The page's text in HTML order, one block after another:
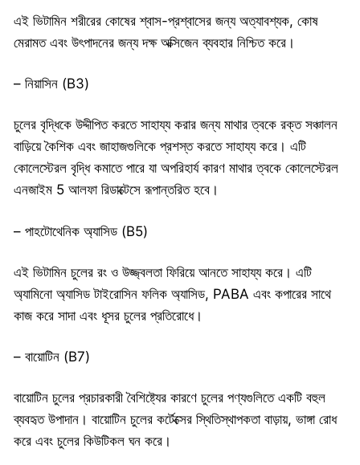
এই ভিটামিন শরীরের কোষের শ্বাস-প্রশ্বাসের জন্য অত্যাবশ্যক, কোষ
মেরামত এবং উৎপাদনের জন্য দক্ষ অক্সিজেন ব্যবহার নিশ্চিত করে।
– নিয়াসিন (B3)
চুলের বৃদ্ধিকে উদ্দীপিত করতে সাহায্য করার জন্য মাথার ত্বকে রক্ত ​​সঞ্চালন
বাড়িয়ে কৈশিক এবং জাহাজগুলিকে প্রশস্ত করতে সাহায্য করে। এটি
কোলেস্টেরল বৃদ্ধি কমাতে পারে যা অপরিহার্য কারণ মাথার ত্বকে কোলেস্টেরল
এনজাইম 5 আলফা রিডাক্টেসে রূপান্তরিত হবে।
– পাহটোথেনিক অ্যাসিড (B5)
এই ভিটামিন চুলের রং ও উজ্জ্বলতা ফিরিয়ে আনতে সাহায্য করে। এটি
অ্যামিনো অ্যাসিড টাইরোসিন ফলিক অ্যাসিড, PABA এবং কপারের সাথে
কাজ করে সাদা এবং ধূসর চুলের প্রতিরোধে।
– বায়োটিন (B7)
বায়োটিন চুলের প্রচারকারী বৈশিষ্ট্যের কারণে চুলের পণ্যগুলিতে একটি বহুল
ব্যবহৃত উপাদান। বায়োটিন চুলের কর্টেক্সের স্থিতিস্থাপকতা বাড়ায়, ভাঙ্গা রোধ
করে এবং চুলের কিউটিকল ঘন করে।